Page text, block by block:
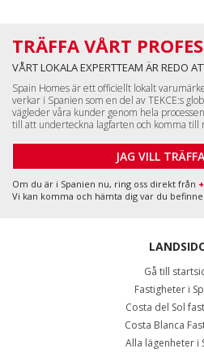
TRÄFFA VÅRT
VÅRT LOKALA EXPERTTEAM ÄR REDO
Spain Homes är ett officiellt lokalt
verkar i Spanien som en del av TEKCE:s
vägleder våra kunder genom hela
till att underteckna lagfarten och komma till
JAG VILL
Om du är i Spanien nu, ring oss direkt från
Vi kan komma och hämta dig var du
Gå till
Fastigheter i
Costa del Sol
Costa Blanca
Alla lägenheter i